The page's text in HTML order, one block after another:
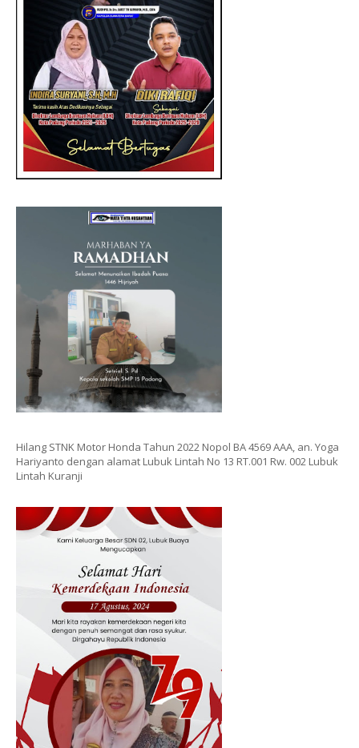
Hilang STNK Motor Honda Tahun 2022 Nopol BA 4569 AAA, an. Yoga
Hariyanto dengan alamat Lubuk Lintah No 13 RT.001 Rw. 002 Lubuk
Lintah Kuranji